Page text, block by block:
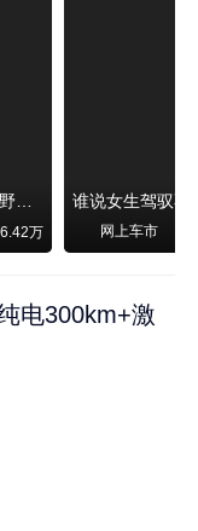
皮卡也能豪华越野！纵横F700上市，限时卖29.99万起
6.42万 网上车市
电300km+激